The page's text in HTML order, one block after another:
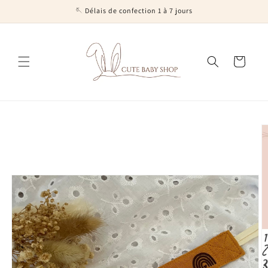
au
🪡 Délais de confection 1 à 7 jours
Panier